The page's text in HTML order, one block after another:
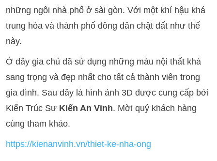
những ngôi nhà phố ở sài gòn. Với một khí hậu khá
trung hòa và thành phố đông dân chật đất như thế
này.
Ở đây gia chủ đã sử dụng những màu nội thất khá
sang trọng và đẹp nhất cho tất cả thành viên trong
gia đình. Sau đây là hình ảnh 3D được cung cấp bởi
Kiến Trúc Sư Kiến An Vinh. Mời quý khách hàng
cùng tham khảo.
https://kienanvinh.vn/thiet-ke-nha-ong